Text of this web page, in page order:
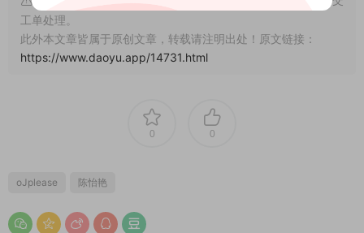
工单处理。
此外本文章皆属于原创文章，转载请注明出处！原文链接：
https://www.daoyu.app/14731.html
0 0
oJplease 陈怡艳